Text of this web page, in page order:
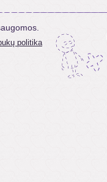
politika